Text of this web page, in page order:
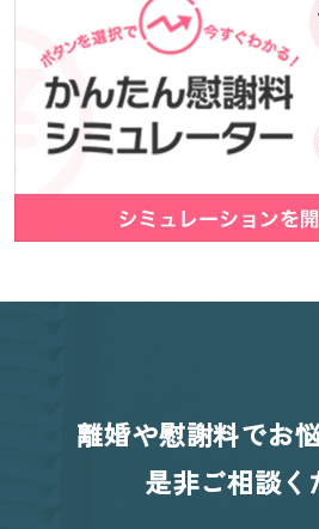
離婚や慰謝料でお
是非ご相談く